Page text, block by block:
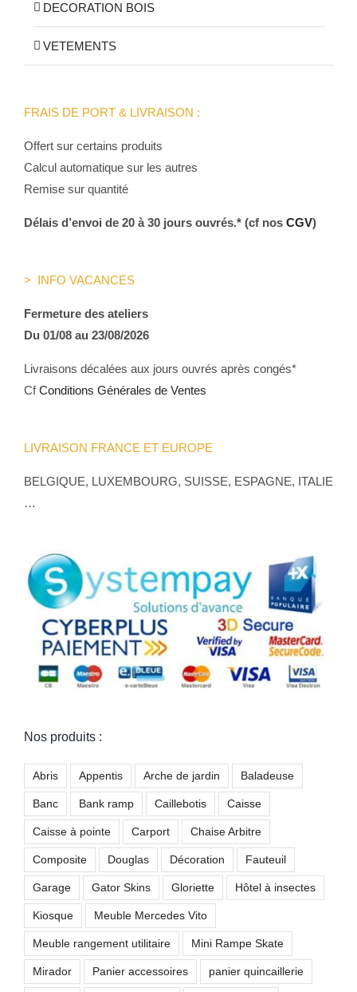
DECORATION BOIS
VETEMENTS
FRAIS DE PORT & LIVRAISON :
Offert sur certains produits
Calcul automatique sur les autres
Remise sur quantité
Délais d’envoi de 20 à 30 jours ouvrés.* (cf nos CGV)
> INFO VACANCES
Fermeture des ateliers
Du 01/08 au 23/08/2026
Livraisons décalées aux jours ouvrés après congés*
CfConditions Générales de Ventes
LIVRAISON FRANCE ET EUROPE
BELGIQUE, LUXEMBOURG, SUISSE, ESPAGNE, ITALIE
…
Nos produits :
Abris Appentis Arche de jardin Baladeuse
Banc Bank ramp Caillebotis Caisse
Caisse à pointe Carport Chaise Arbitre
Composite Douglas Décoration Fauteuil
Garage Gator Skins Gloriette Hôtel à insectes
Kiosque Meuble Mercedes Vito
Meuble rangement utilitaire Mini Rampe Skate
Mirador Panier accessoires panier quincaillerie